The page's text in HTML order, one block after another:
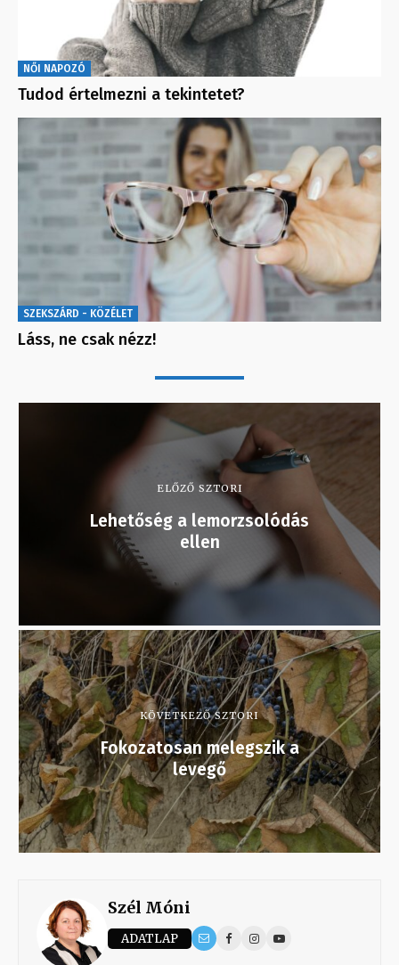
NŐI NAPOZÓ
Tudod értelmezni a tekintetet?
SZEKSZÁRD - KÖZÉLET
Láss, ne csak nézz!
ELŐZŐ SZTORI
Lehetőség a lemorzsolódás
ellen
KÖVETKEZŐ SZTORI
Fokozatosan melegszik a
levegő
Szél Móni
ADATLAP